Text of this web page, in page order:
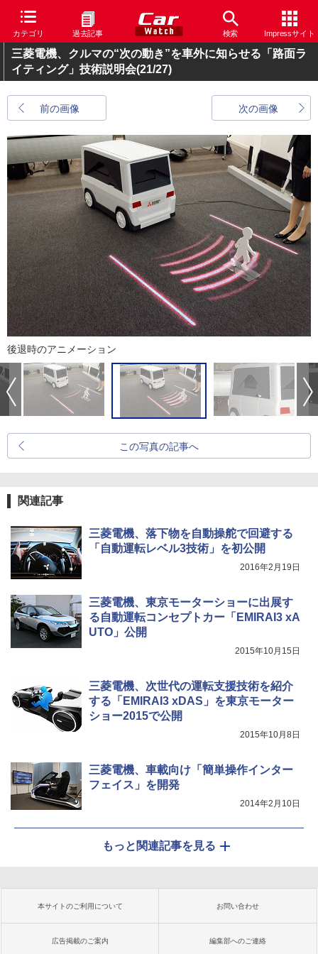
カテゴリ 過去記事 検索 Impressサイト
三菱電機、クルマの“次の動き”を車外に知らせる「路面ラ
イティング」技術説明会(21/27)
前の画像 次の画像
後退時のアニメーション
この写真の記事へ
関連記事
三菱電機、落下物を自動操舵で回避する
「自動運転レベル3技術」を初公開
2016年2月19日
三菱電機、東京モーターショーに出展す
る自動運転コンセプトカー「EMIRAI3 xA
UTO」公開
2015年10月15日
三菱電機、次世代の運転支援技術を紹介
する「EMIRAI3 xDAS」を東京モーター
ショー2015で公開
2015年10月8日
三菱電機、車載向け「簡単操作インター
フェイス」を開発
2014年2月10日
もっと関連記事を見る
本サイトのご利用について お問い合わせ
広告掲載のご案内 編集部へのご連絡